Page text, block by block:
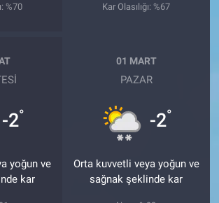
%70
Kar Olasılığı: %67
-2°
yoğun ve
kar
01 MART
PAZAR
-2°
Orta kuvvetli veya yoğun ve
sağnak şeklinde kar